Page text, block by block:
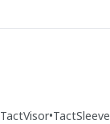
TactVisor•TactSleeve